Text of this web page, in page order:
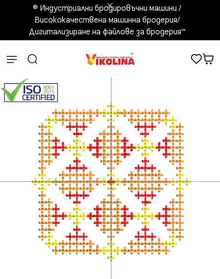
© Индустриални бродировъчни машини /
Висококачествена машинна бродерия/
Дигитализиране на файлове за бродерия™️